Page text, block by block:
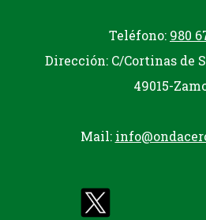
Teléfono: 980
Dirección: C/Cortinas de
49015-
Mail: